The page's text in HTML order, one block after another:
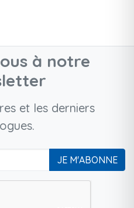
à notre
et les derniers
JE M'ABONNE